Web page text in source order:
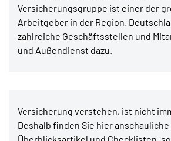
Versicherungsgruppe ist einer der
Arbeitgeber in der Region.
zahlreiche Geschäftsstellen und
und Außendienst dazu.
Versicherung verstehen, ist nicht
Deshalb finden Sie hier